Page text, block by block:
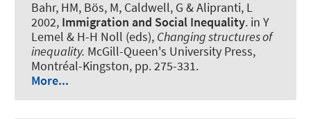
Bahr, HM, Bös, M, Caldwell, G & Alipranti, L
2002, Immigration and Social Inequality. in Y
Lemel & H-H Noll (eds), Changing structures of
inequality. McGill-Queen's University Press,
Montréal-Kingston, pp. 275-331.
More...